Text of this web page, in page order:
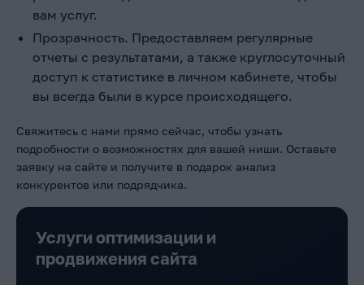
вам услуг.
Прозрачность. Предоставляем регулярные
отчеты с результатами, а также круглосуточный
доступ к статистике в личном кабинете, чтобы
вы всегда были в курсе происходящего.
Свяжитесь с нами прямо сейчас, чтобы узнать
подробности о возможностях для вашей ниши. Оставьте
заявку на сайте и получите в подарок анализ
конкурентов или подрядчика.
Услуги оптимизации и
продвижения сайта